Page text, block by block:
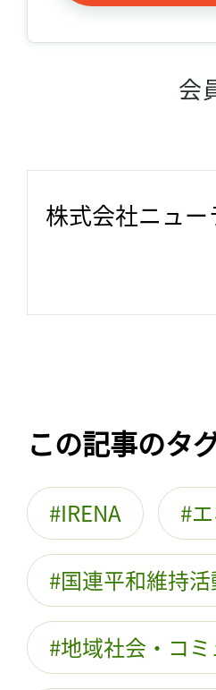
会
株式会社ニュ
この記事のタ
IRENA
国連平和維持活
地域社会・コミ